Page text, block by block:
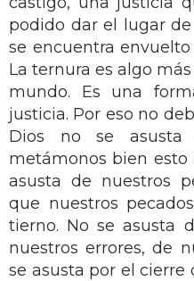
podido dar el lugar
se encuentra
La ternura es algo
mundo. Es una
justicia. Por eso no
Dios no se asusta
metámonos bien esto
asusta de nuestros
que nuestros
tierno. No se asusta
nuestros errores, de
se asusta por el cierre